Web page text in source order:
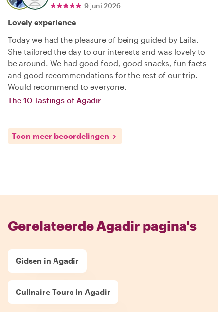
9 juni 2026
Lovely experience
Today we had the pleasure of being guided by Laila.
She tailored the day to our interests and was lovely to
be around. We had good food, good snacks, fun facts
and good recommendations for the rest of our trip.
Would recommend to everyone.
The 10 Tastings of Agadir
Toon meer beoordelingen
Gerelateerde Agadir pagina's
Gidsen in Agadir
Culinaire Tours in Agadir